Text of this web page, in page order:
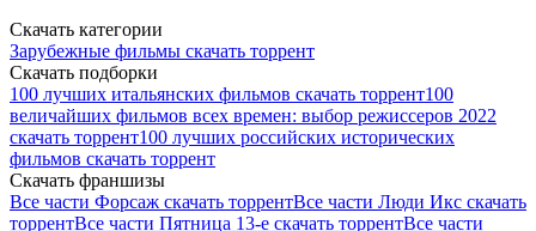
Скачать категории
Зарубежные фильмы скачать торрент
Скачать подборки
100 лучших итальянских фильмов скачать торрент100
величайших фильмов всех времен: выбор режиссеров 2022
скачать торрент100 лучших российских исторических
фильмов скачать торрент
Скачать франшизы
Все части Форсаж скачать торрентВсе части Люди Икс скачать
торрентВсе части Пятница 13-е скачать торрентВсе части